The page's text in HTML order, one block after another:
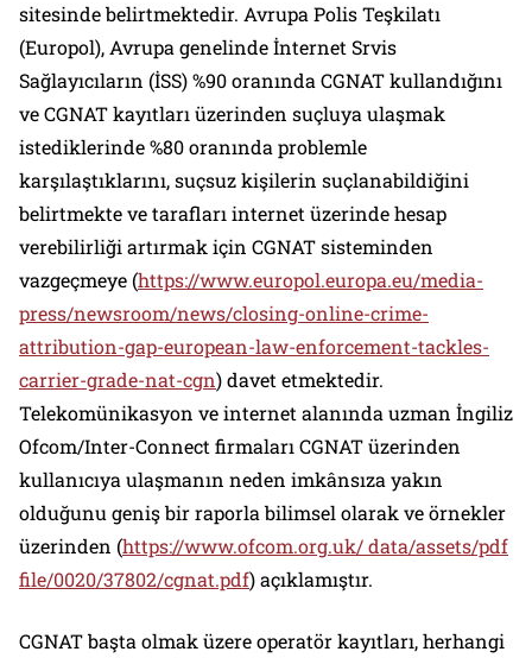
sitesinde belirtmektedir. Avrupa Polis Teşkilatı
(Europol), Avrupa genelinde İnternet Srvis
Sağlayıcıların (İSS) %90 oranında CGNAT kullandığını
ve CGNAT kayıtları üzerinden suçluya ulaşmak
istediklerinde %80 oranında problemle
karşılaştıklarını, suçsuz kişilerin suçlanabildiğini
belirtmekte ve tarafları internet üzerinde hesap
verebilirliği artırmak için CGNAT sisteminden
vazgeçmeye (https://www.europol.europa.eu/media-
press/newsroom/news/closing-online-crime-
attribution-gap-european-law-enforcement-tackles-
carrier-grade-nat-cgn) davet etmektedir.
Telekomünikasyon ve internet alanında uzman İngiliz
Ofcom/Inter-Connect firmaları CGNAT üzerinden
kullanıcıya ulaşmanın neden imkânsıza yakın
olduğunu geniş bir raporla bilimsel olarak ve örnekler
üzerinden (https://www.ofcom.org.uk/ data/assets/pdf
file/0020/37802/cgnat.pdf) açıklamıştır.
CGNAT başta olmak üzere operatör kayıtları, herhangi